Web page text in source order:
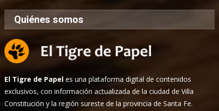
Quiénes somos
El Tigre de Papel es una plataforma digital de contenidos
exclusivos, con información actualizada de la ciudad de Villa
Constitución y la región sureste de la provincia de Santa Fe.